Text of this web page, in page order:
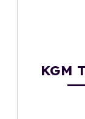
KGM